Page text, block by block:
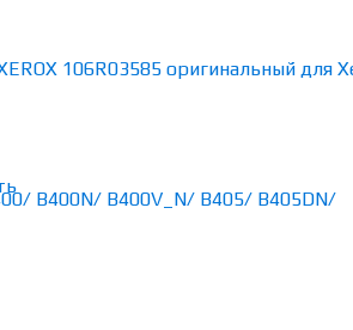
106R03585 оригинальный для